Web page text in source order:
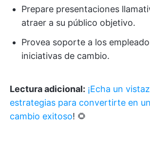
Prepare presentaciones
atraer a su público objetivo.
Provea soporte a los
iniciativas de cambio.
Lectura adicional: ¡Echa un
estrategias para convertirte en
cambio exitoso! 🌻